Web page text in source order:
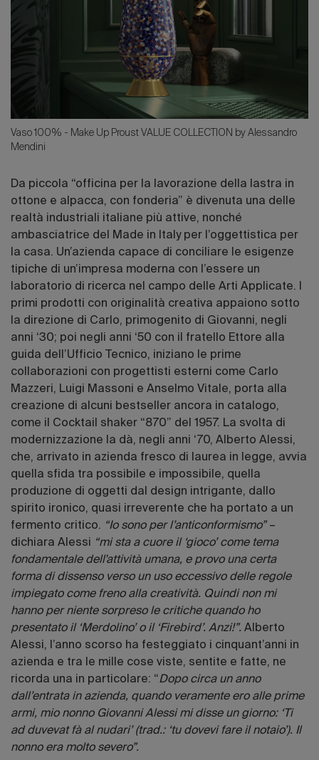
Vaso 100% - Make Up Proust VALUE COLLECTION by Alessandro
Mendini
Da piccola “officina per la lavorazione della lastra in
ottone e alpacca, con fonderia” è divenuta una delle
realtà industriali italiane più attive, nonché
ambasciatrice del Made in Italy per l’oggettistica per
la casa. Un’azienda capace di conciliare le esigenze
tipiche di un’impresa moderna con l’essere un
laboratorio di ricerca nel campo delle Arti Applicate. I
primi prodotti con originalità creativa appaiono sotto
la direzione di Carlo, primogenito di Giovanni, negli
anni ‘30; poi negli anni ‘50 con il fratello Ettore alla
guida dell’Ufficio Tecnico, iniziano le prime
collaborazioni con progettisti esterni come Carlo
Mazzeri, Luigi Massoni e Anselmo Vitale, porta alla
creazione di alcuni bestseller ancora in catalogo,
come il Cocktail shaker “870” del 1957. La svolta di
modernizzazione la dà, negli anni ‘70, Alberto Alessi,
che, arrivato in azienda fresco di laurea in legge, avvia
quella sfida tra possibile e impossibile, quella
produzione di oggetti dal design intrigante, dallo
spirito ironico, quasi irreverente che ha portato a un
fermento critico. “Io sono per l’anticonformismo” –
dichiara Alessi “mi sta a cuore il ‘gioco’ come tema
fondamentale dell'attività umana, e provo una certa
forma di dissenso verso un uso eccessivo delle regole
impiegato come freno alla creatività. Quindi non mi
hanno per niente sorpreso le critiche quando ho
presentato il ‘Merdolino’ o il ‘Firebird’. Anzi!”. Alberto
Alessi, l’anno scorso ha festeggiato i cinquant’anni in
azienda e tra le mille cose viste, sentite e fatte, ne
ricorda una in particolare: “Dopo circa un anno
dall’entrata in azienda, quando veramente ero alle prime
armi, mio nonno Giovanni Alessi mi disse un giorno: ‘Ti
ad duvevat fà al nudari’ (trad.: ‘tu dovevi fare il notaio’). Il
nonno era molto severo”.